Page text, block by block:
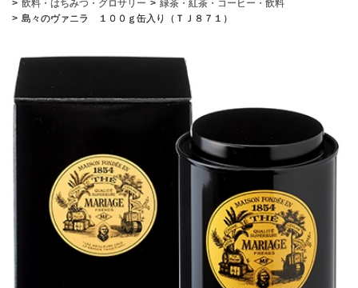
飲料・はちみつ・グロサリー
緑茶・紅茶・コーヒー・飲料
島々のヴァニラ １００ｇ缶入り（ＴＪ８７１）